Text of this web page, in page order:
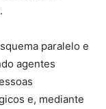
paralelo e
agentes
e, mediante